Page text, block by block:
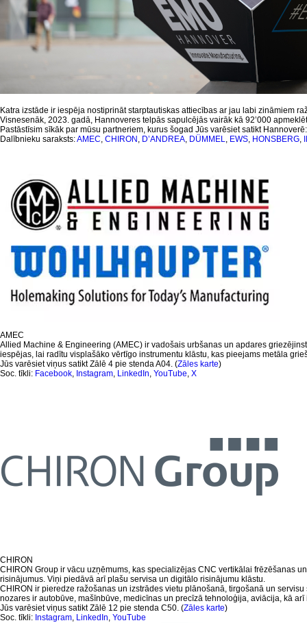
Katra izstāde ir iespēja nostiprināt starptautiskas attiecības ar jau labi zināmiem
Visnesenāk, 2023. gadā, Hannoveres telpās sapulcējās vairāk kā 92’000
Pastāstīsim sīkāk par mūsu partneriem, kurus šogad Jūs varēsiet satikt Hannoverē:
Dalībnieku saraksts:AMEC, CHIRON , D’ANDREA, DÜMMEL, EWS, HONSBERG,
AMEC
Allied Machine & Engineering (AMEC) ir vadošais urbšanas un apdares
iespējas, lai radītu visplašāko vērtīgo instrumentu klāstu, kas pieejams metāla
Jūs varēsiet viņus satikt Zālē 4 pie stenda A04. (Zāles karte)
Soc. tīkli: Facebook, Instagram, LinkedIn, YouTube, X
CHIRON
CHIRON Group ir vācu uzņēmums, kas specializējas CNC vertikālai frēzēšanas
risinājumus. Viņi piedāvā arī plašu servisa un digitālo risinājumu klāstu.
CHIRON ir pieredze ražošanas un izstrādes vietu plānošanā, tirgošanā un
nozares ir autobūve, mašīnbūve, medicīnas un precīzā tehnoloģija, aviācija, kā
Jūs varēsiet viņus satikt Zālē 12 pie stenda C50. (Zāles karte)
Soc. tīkli: Instagram, LinkedIn, YouTube